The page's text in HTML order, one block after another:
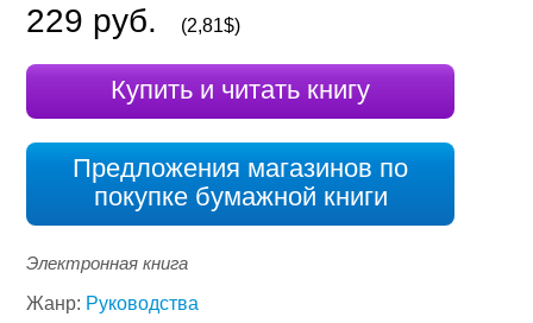
229 руб. (2,81$)
Купить и читать книгу
Предложения магазинов по
покупке бумажной книги
Электронная книга
Жанр: Руководства